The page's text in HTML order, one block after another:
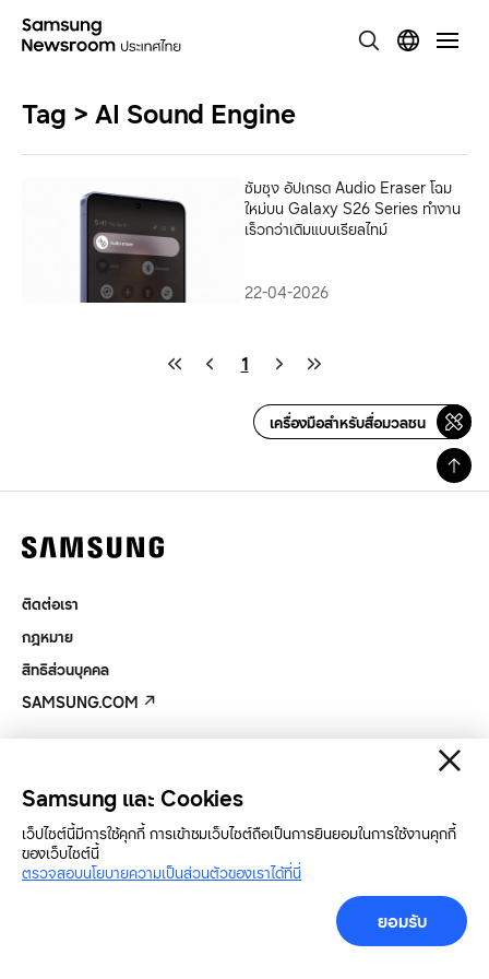
Tag > AI Sound Engine
ซัมซุง อัปเกรด Audio Eraser โฉม
ใหม่บน Galaxy S26 Series ทำงาน
เร็วกว่าเดิมแบบเรียลไทม์
22-04-2026
1
เครื่องมือสำหรับสื่อมวลชน
ติดต่อเรา
กฎหมาย
สิทธิส่วนบุคคล
SAMSUNG.COM
Samsung และ Cookies
เว็ปไซต์นี้มีการใช้คุกกี้ การเข้าชมเว็บไซต์ถือเป็นการยินยอมในการใช้งานคุกกี้
ของเว็บไซต์นี้
ตรวจสอบนโยบายความเป็นส่วนตัวของเราได้ที่นี่
ยอมรับ